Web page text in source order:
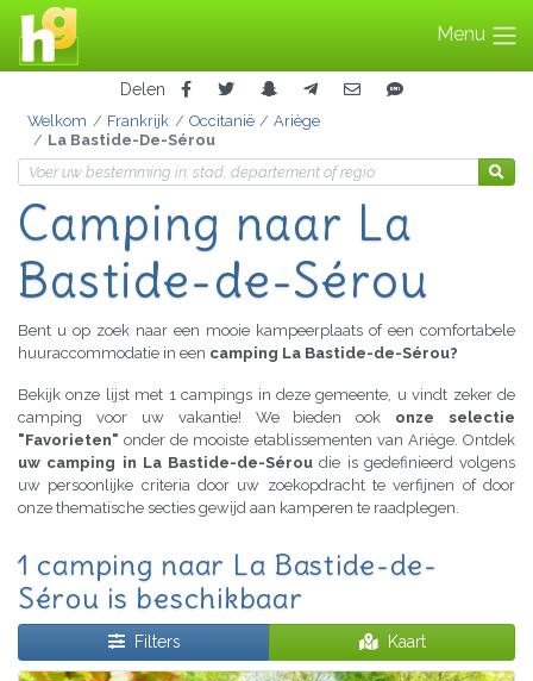
Menu
Delen
Welkom Frankrijk Occitanië
Ariège
La Bastide-De-Sérou
Camping naar La
Bastide-de-Sérou
Bent u op zoek naar een mooie kampeerplaats of een comfortabele
huuraccommodatie in een camping La Bastide-de-Sérou?
Bekijk onze lijst met 1 campings in deze gemeente, u vindt zeker de
camping voor uw vakantie! We bieden ook onze selectie
"Favorieten" onder de mooiste etablissementen van Ariège. Ontdek
uw camping in La Bastide-de-Sérou die is gedefinieerd volgens
uw persoonlijke criteria door uw zoekopdracht te verfijnen of door
onze thematische secties gewijd aan kamperen te raadplegen.
1 camping naar La Bastide-de-
Sérou is beschikbaar
Filters Kaart